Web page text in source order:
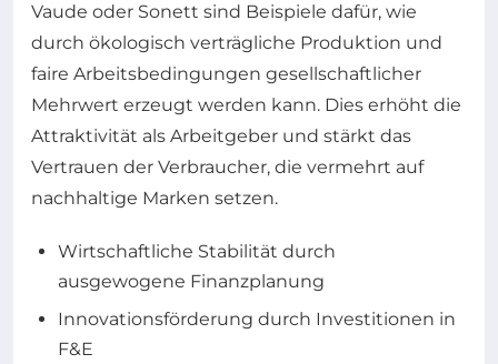
Vaude oder Sonett sind Beispiele dafür, wie
durch ökologisch verträgliche Produktion und
faire Arbeitsbedingungen gesellschaftlicher
Mehrwert erzeugt werden kann. Dies erhöht die
Attraktivität als Arbeitgeber und stärkt das
Vertrauen der Verbraucher, die vermehrt auf
nachhaltige Marken setzen.
Wirtschaftliche Stabilität durch
ausgewogene Finanzplanung
Innovationsförderung durch Investitionen in
F&E